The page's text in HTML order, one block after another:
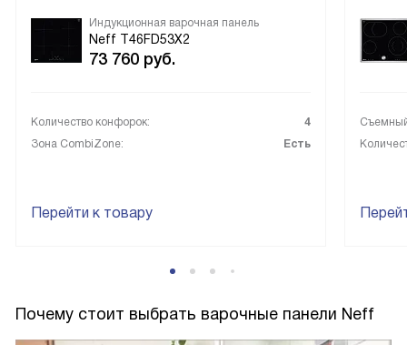
Индукционная варочная панель
Neff T46FD53X2
73 760 руб.
Количество конфорок:
4
Зона CombiZone:
Есть
Перейти к товару
Почему стоит выбрать варочные панели Neff